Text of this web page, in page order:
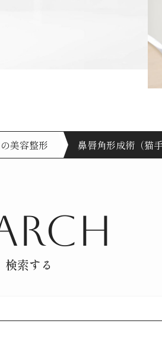
美容整形 鼻唇角形成術（猫
検索する